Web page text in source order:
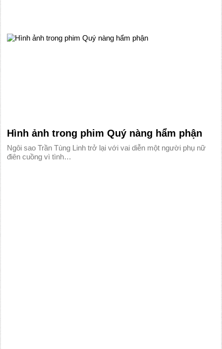
Hình ảnh trong phim Quý nàng hẩm phận
Ngôi sao Trần Tùng Linh trở lại với vai diễn một người phụ nữ
điên cuồng vì tình…